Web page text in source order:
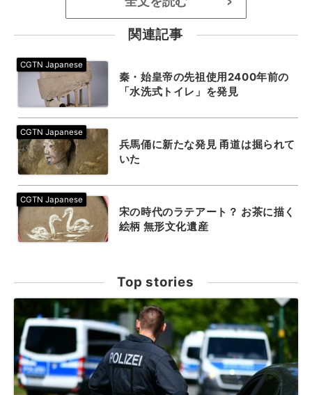
関連記事
秦・始皇帝の先祖使用2400年前の
「水洗式トイレ」を発見
兵馬俑に新たな発見 甬道は掘られて
いた
宋の時代のラテアート？ お茶に描く
絵柄 無形文化遺産
Top stories